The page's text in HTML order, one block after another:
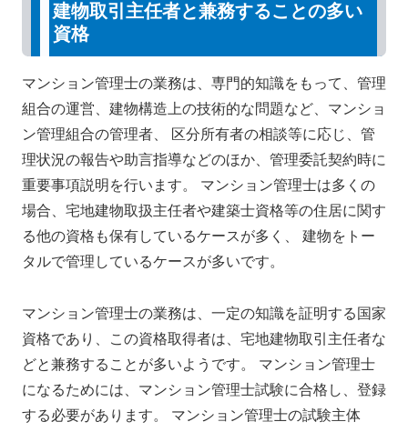
建物取引主任者と兼務することの多い
資格
マンション管理士の業務は、専門的知識をもって、管理
組合の運営、建物構造上の技術的な問題など、マンショ
ン管理組合の管理者、 区分所有者の相談等に応じ、管
理状況の報告や助言指導などのほか、管理委託契約時に
重要事項説明を行います。 マンション管理士は多くの
場合、宅地建物取扱主任者や建築士資格等の住居に関す
る他の資格も保有しているケースが多く、 建物をトー
タルで管理しているケースが多いです。
マンション管理士の業務は、一定の知識を証明する国家
資格であり、この資格取得者は、宅地建物取引主任者な
どと兼務することが多いようです。 マンション管理士
になるためには、マンション管理士試験に合格し、登録
する必要があります。 マンション管理士の試験主体